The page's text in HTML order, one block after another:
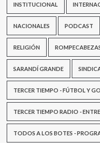
INSTITUCIONAL
NACIONALES PODCAST
RELIGIÓN
SARANDÍ GRANDE
TERCER TIEMPO - FÚTBOL Y
TERCER TIEMPO RADIO -
TODOS A LOS BOTES -